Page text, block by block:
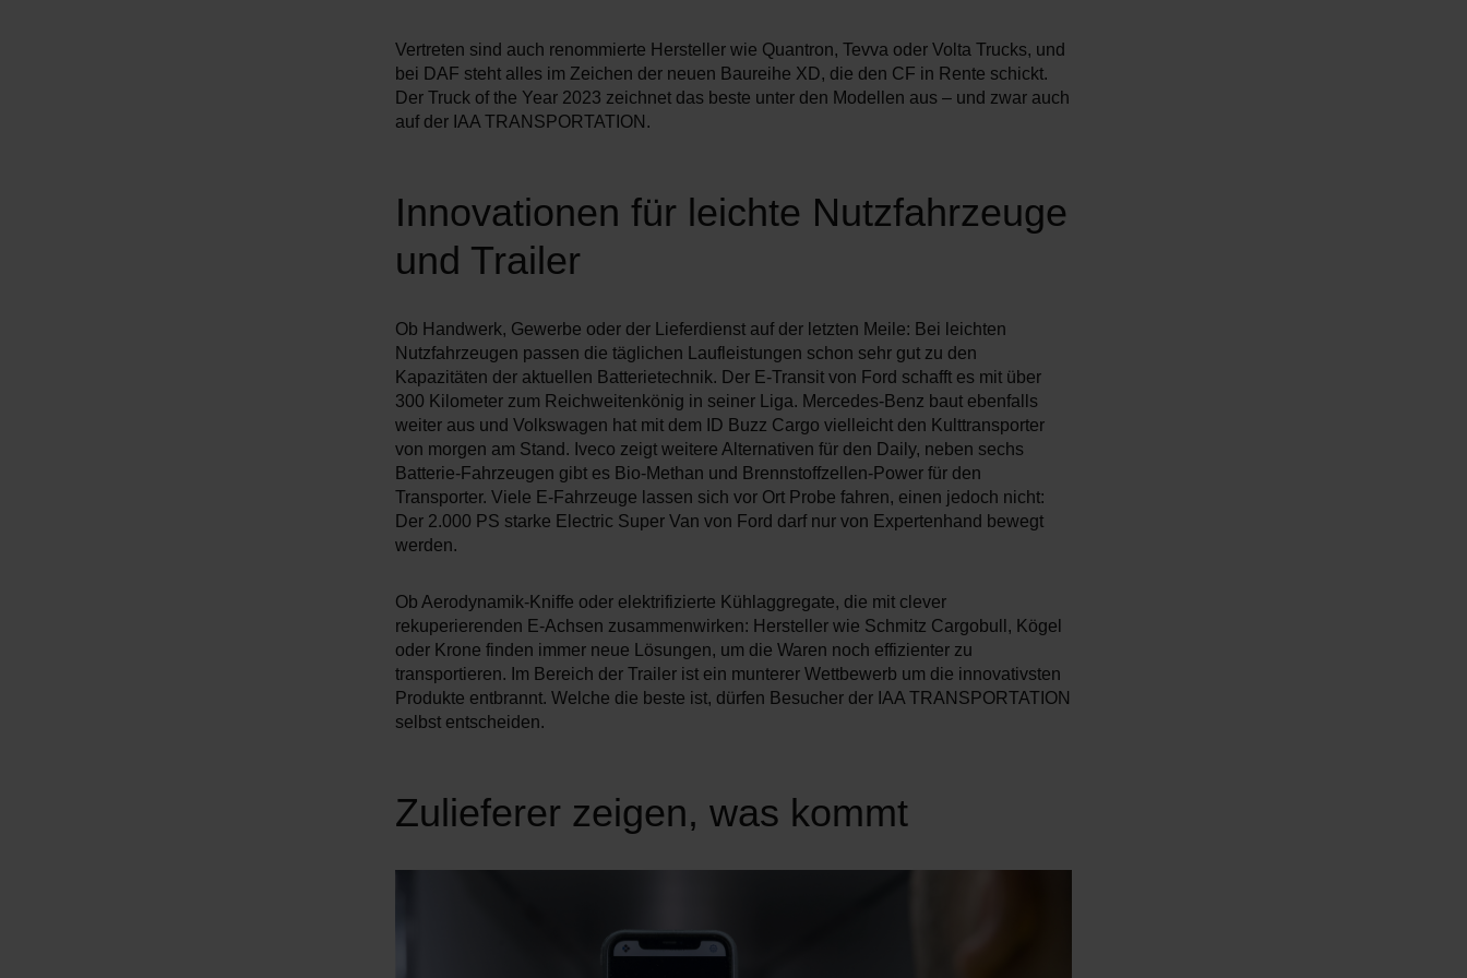
Vertreten sind auch renommierte Hersteller wie Quantron, Tevva oder Volta Trucks, und
bei DAF steht alles im Zeichen der neuen Baureihe XD, die den CF in Rente schickt.
Der Truck of the Year 2023 zeichnet das beste unter den Modellen aus – und zwar auch
auf der IAA TRANSPORTATION.
Innovationen für leichte Nutzfahrzeuge
und Trailer
Ob Handwerk, Gewerbe oder der Lieferdienst auf der letzten Meile: Bei leichten
Nutzfahrzeugen passen die täglichen Laufleistungen schon sehr gut zu den
Kapazitäten der aktuellen Batterietechnik. Der E-Transit von Ford schafft es mit über
300 Kilometer zum Reichweitenkönig in seiner Liga. Mercedes-Benz baut ebenfalls
weiter aus und Volkswagen hat mit dem ID Buzz Cargo vielleicht den Kulttransporter
von morgen am Stand. Iveco zeigt weitere Alternativen für den Daily, neben sechs
Batterie-Fahrzeugen gibt es Bio-Methan und Brennstoffzellen-Power für den
Transporter. Viele E-Fahrzeuge lassen sich vor Ort Probe fahren, einen jedoch nicht:
Der 2.000 PS starke Electric Super Van von Ford darf nur von Expertenhand bewegt
werden.
Ob Aerodynamik-Kniffe oder elektrifizierte Kühlaggregate, die mit clever
rekuperierenden E-Achsen zusammenwirken: Hersteller wie Schmitz Cargobull, Kögel
oder Krone finden immer neue Lösungen, um die Waren noch effizienter zu
transportieren. Im Bereich der Trailer ist ein munterer Wettbewerb um die innovativsten
Produkte entbrannt. Welche die beste ist, dürfen Besucher der IAA TRANSPORTATION
selbst entscheiden.
Zulieferer zeigen, was kommt